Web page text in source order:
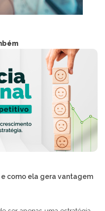
como ela gera vantagem